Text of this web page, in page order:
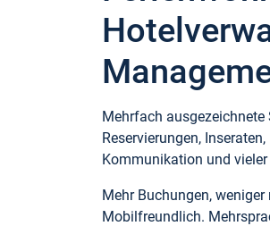
Mehrfach
Reservierungen,
Kommunikation und
Mehr Buchungen,
Mobilfreundlich.